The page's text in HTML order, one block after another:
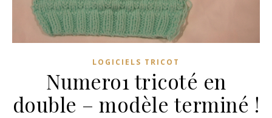
LOGICIELS TRICOT
Numero1 tricoté en
double – modèle terminé !